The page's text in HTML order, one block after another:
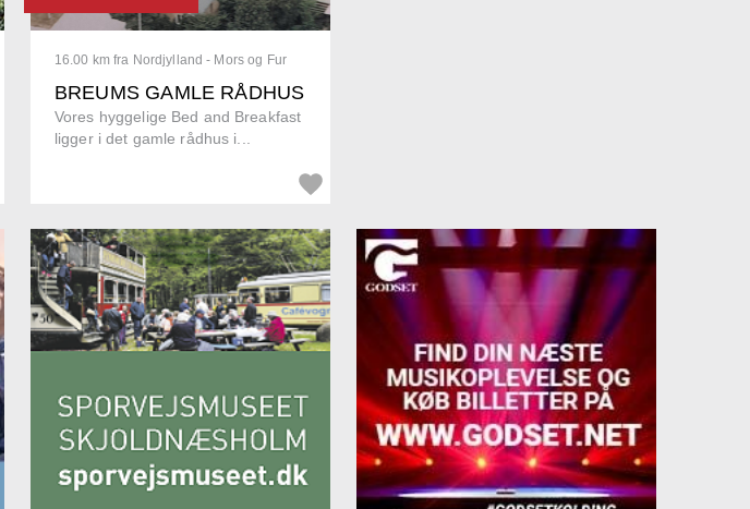
16.00 km fra Nordjylland - Mors og Fur
BREUMS GAMLE RÅDHUS
Vores hyggelige Bed and Breakfast
ligger i det gamle rådhus i...